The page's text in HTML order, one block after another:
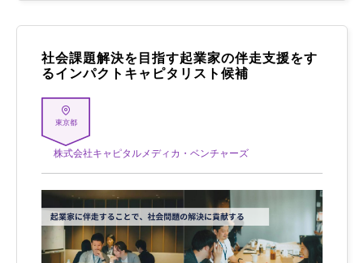
社会課題解決を目指す起業家の伴走支援をす
るインパクトキャピタリスト候補
東京都
株式会社キャピタルメディカ・ベンチャーズ